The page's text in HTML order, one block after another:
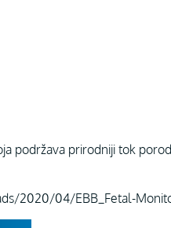
podržava prirodniji tok
2020/04/EBB_Fetal-